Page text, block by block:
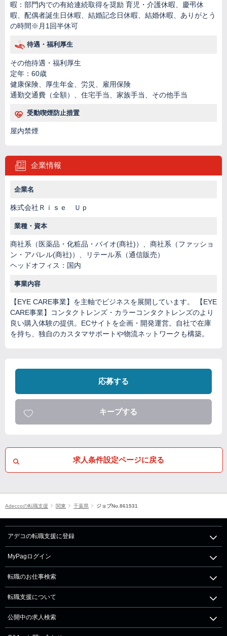
暇：部門内での有給連続取得を奨励 育児・介護休暇、慶弔休
暇、配偶者誕生日休暇、結婚記念日休暇、結婚休暇、ありがとう
の時間※月1回半休可
待遇・福利厚生
その他待遇・福利厚生
定年：60歳
健康保険、厚生年金、労災、雇用保険
通勤交通費（全額）、住宅手当、家族手当、その他手当
受動喫煙防止措置
屋内禁煙
企業情報
企業名
株式会社Ｒｉｓｅ Ｕｐ
業種・資本
商社系（医薬品・化粧品・バイオ(商社)）、商社系（ファッショ
ン・アパレル(商社)）、リテール系（通信販売）
ヘッドオフィス：国内
事業内容
【EYE CARE事業】を主軸でビジネスを展開しています。 【EYE
CARE事業】コンタクトレンズ・カラーコンタクトレンズのより
良い購入体験の提供。ECサイトを企画・開発運営。自社で在庫
を持ち、独自のカスタマサポートや物流ネットワークも構築。
応募する
キープする
求人条件設定ページに戻る
Adeccoの転職支援 関東 千葉県 ジョブNo.861531
アデコの転職支援に登録
MyPagログイン
転職のお仕事検索
転職支援について
公開中の求人検索